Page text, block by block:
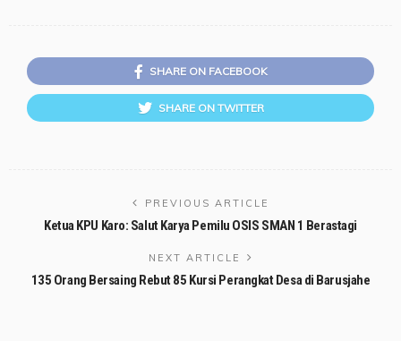
SHARE ON FACEBOOK
SHARE ON TWITTER
PREVIOUS ARTICLE
Ketua KPU Karo: Salut Karya Pemilu OSIS SMAN 1 Berastagi
NEXT ARTICLE
135 Orang Bersaing Rebut 85 Kursi Perangkat Desa di Barusjahe